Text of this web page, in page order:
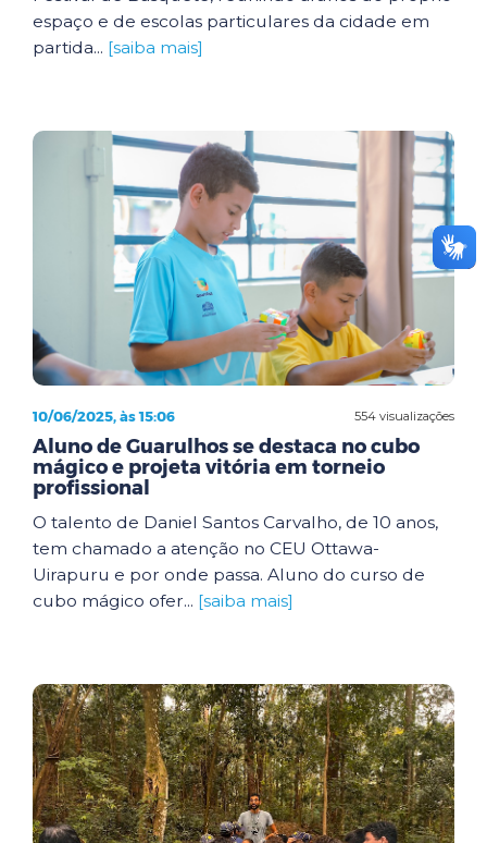
espaço e de escolas particulares da cidade em
partida... [saiba mais]
554 visualizações
10/06/2025, às 15:06
Aluno de Guarulhos se destaca no cubo
mágico e projeta vitória em torneio
profissional
O talento de Daniel Santos Carvalho, de 10 anos,
tem chamado a atenção no CEU Ottawa-
Uirapuru e por onde passa. Aluno do curso de
cubo mágico ofer... [saiba mais]